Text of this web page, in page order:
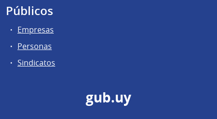
Públicos
Empresas
Personas
Sindicatos
gub.uy